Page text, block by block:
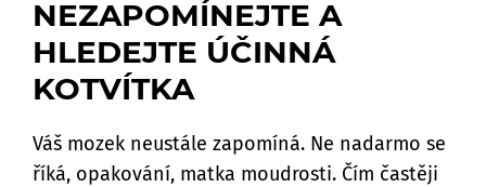
NEZAPOMÍNEJTE A
HLEDEJTE ÚČINNÁ
KOTVÍTKA
Váš mozek neustále zapomíná. Ne nadarmo se
říká, opakování, matka moudrosti. Čím častěji